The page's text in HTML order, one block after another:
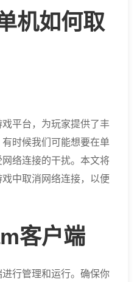
机如何取
平台，为玩家提供了丰
时候我们可能想要在单
络连接的干扰。本文将
中取消网络连接，以便
客户端
行管理和运行。确保你